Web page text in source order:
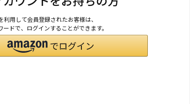
用して会員登録されたお客様は、
ドで、ログインすることができます。